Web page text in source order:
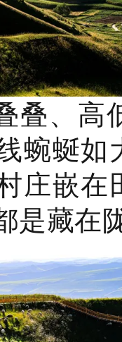
叠、高
蜿蜒
庄嵌
是藏在